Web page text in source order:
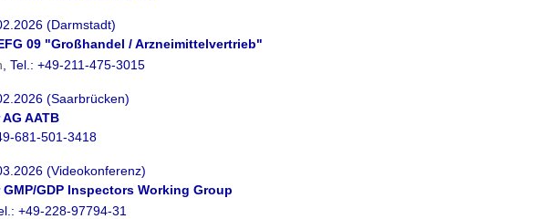
(Darmstadt)
09 "Großhandel / Arzneimittelvertrieb"
, Tel.: +49-211-475-3015
(Saarbrücken)
AATB
681-501-3418
(Videokonferenz)
GDP Inspectors Working Group
+49-228-97794-31